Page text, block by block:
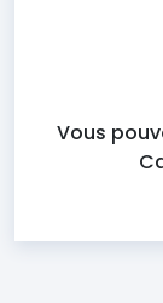
Vous